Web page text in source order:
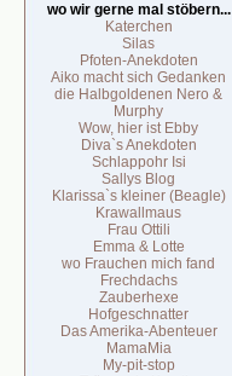
wo wir gerne mal stöbern...
Katerchen
Silas
Pfoten-Anekdoten
Aiko macht sich Gedanken
die Halbgoldenen Nero &
Murphy
Wow, hier ist Ebby
Diva`s Anekdoten
Schlappohr Isi
Sallys Blog
Klarissa`s kleiner (Beagle)
Krawallmaus
Frau Ottili
Emma & Lotte
wo Frauchen mich fand
Frechdachs
Zauberhexe
Hofgeschnatter
Das Amerika-Abenteuer
MamaMia
My-pit-stop